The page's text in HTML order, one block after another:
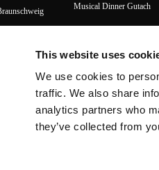
This website uses
We use cookies to
traffic. We also share
analytics partners who
they’ve collected from
Musical Dinner Gutach
Musical Dinner Hagen
Musical Dinner Hamburg
Musical Dinner Hamm
Musical Dinner Hanau